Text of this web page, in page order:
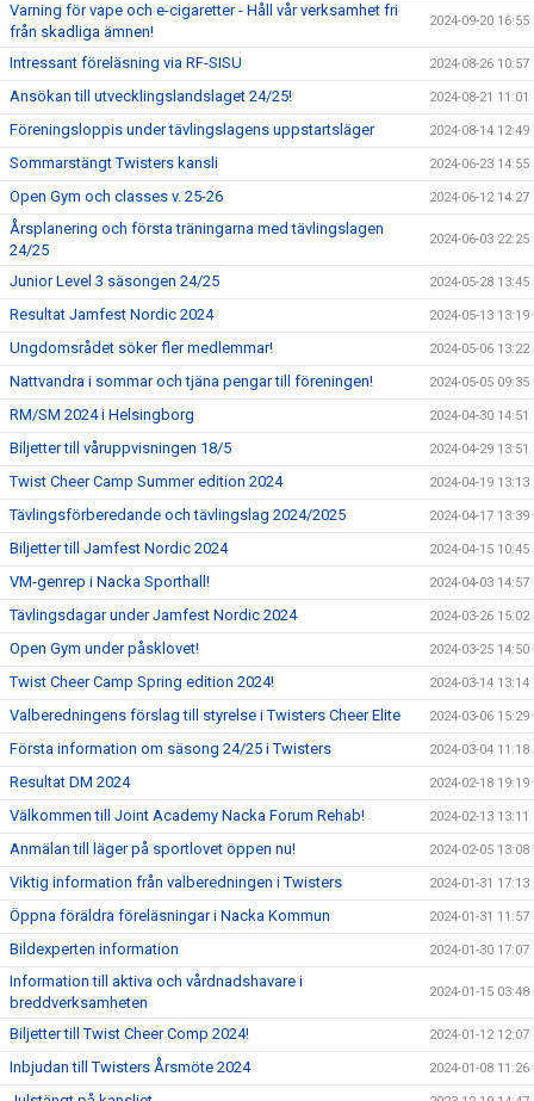
Varning för vape och e-cigaretter - Håll vår verksamhet fri
från skadliga ämnen!
2024-09-20 16:55
Intressant föreläsning via RF-SISU 2024-08-26 10:57
Ansökan till utvecklingslandslaget 24/25! 2024-08-21 11:01
Föreningsloppis under tävlingslagens uppstartsläger 2024-08-14 12:49
Sommarstängt Twisters kansli 2024-06-23 14:55
Open Gym och classes v. 25-26 2024-06-12 14:27
Årsplanering och första träningarna med tävlingslagen
24/25
2024-06-03 22:25
Junior Level 3 säsongen 24/25 2024-05-28 13:45
Resultat Jamfest Nordic 2024 2024-05-13 13:19
Ungdomsrådet söker fler medlemmar! 2024-05-06 13:22
Nattvandra i sommar och tjäna pengar till föreningen! 2024-05-05 09:35
RM/SM 2024 i Helsingborg 2024-04-30 14:51
Biljetter till våruppvisningen 18/5 2024-04-29 13:51
Twist Cheer Camp Summer edition 2024 2024-04-19 13:13
Tävlingsförberedande och tävlingslag 2024/2025 2024-04-17 13:39
Biljetter till Jamfest Nordic 2024 2024-04-15 10:45
VM-genrep i Nacka Sporthall! 2024-04-03 14:57
Tävlingsdagar under Jamfest Nordic 2024 2024-03-26 15:02
Open Gym under påsklovet! 2024-03-25 14:50
Twist Cheer Camp Spring edition 2024! 2024-03-14 13:14
Valberedningens förslag till styrelse i Twisters Cheer Elite 2024-03-06 15:29
Första information om säsong 24/25 i Twisters 2024-03-04 11:18
Resultat DM 2024 2024-02-18 19:19
Välkommen till Joint Academy Nacka Forum Rehab! 2024-02-13 13:11
Anmälan till läger på sportlovet öppen nu! 2024-02-05 13:08
Viktig information från valberedningen i Twisters 2024-01-31 17:13
Öppna föräldra föreläsningar i Nacka Kommun 2024-01-31 11:57
Bildexperten information 2024-01-30 17:07
Information till aktiva och vårdnadshavare i
breddverksamheten
2024-01-15 03:48
Biljetter till Twist Cheer Comp 2024! 2024-01-12 12:07
Inbjudan till Twisters Årsmöte 2024 2024-01-08 11:26